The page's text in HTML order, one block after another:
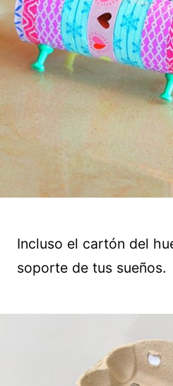
Incluso el cartón del
soporte de tus sueños.